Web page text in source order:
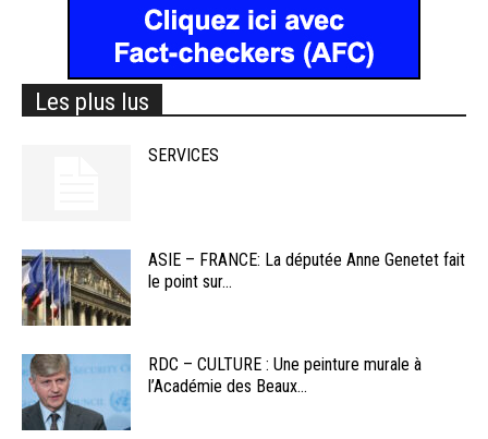
Les plus lus
SERVICES
ASIE – FRANCE: La députée Anne Genetet fait
le point sur...
RDC – CULTURE : Une peinture murale à
l’Académie des Beaux...